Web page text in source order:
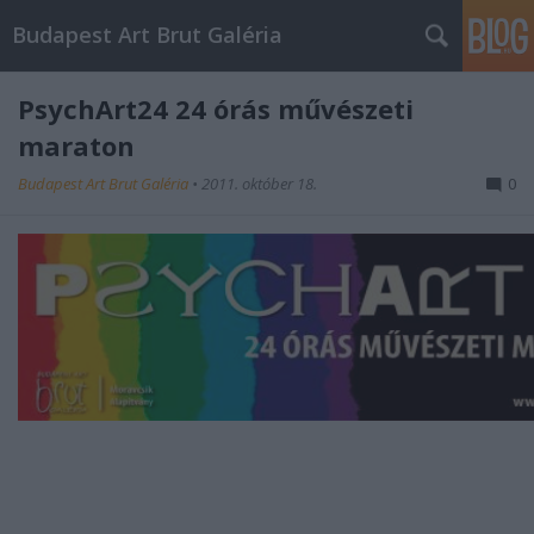
Budapest Art Brut Galéria
PsychArt24 24 órás művészeti
maraton
Budapest Art Brut Galéria • 2011. október 18. 0